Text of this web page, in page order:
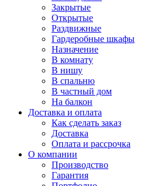
Закрытые
Открытые
Раздвижные
Гардеробные шкафы
Назначение
В комнату
В нишу
В спальню
В частный дом
На балкон
Доставка и оплата
Как сделать заказ
Доставка
Оплата и рассрочка
О компании
Производство
Гарантия